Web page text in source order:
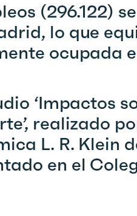
(296.122)
lo que
ocupada
‘Impactos
realizado
L. R. Klein
en el